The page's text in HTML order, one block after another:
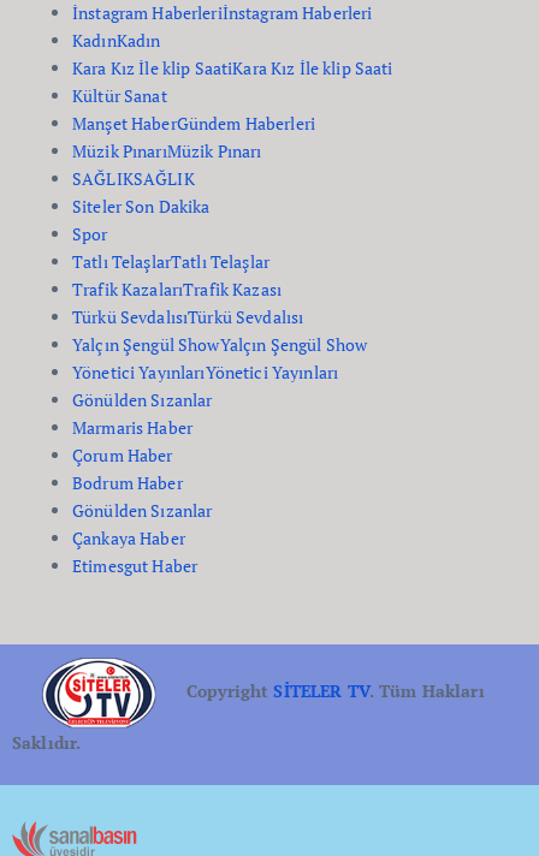
İnstagram Haberleriİnstagram Haberleri
KadınKadın
Kara Kız İle klip SaatiKara Kız İle klip Saati
Kültür Sanat
Manşet HaberGündem Haberleri
Müzik PınarıMüzik Pınarı
SAĞLIKSAĞLIK
Siteler Son Dakika
Spor
Tatlı TelaşlarTatlı Telaşlar
Trafik KazalarıTrafik Kazası
Türkü SevdalısıTürkü Sevdalısı
Yalçın Şengül ShowYalçın Şengül Show
Yönetici YayınlarıYönetici Yayınları
Gönülden Sızanlar
Marmaris Haber
Çorum Haber
Bodrum Haber
Gönülden Sızanlar
Çankaya Haber
Etimesgut Haber
CopyrightSİTELER TV. Tüm Hakları
Saklıdır.